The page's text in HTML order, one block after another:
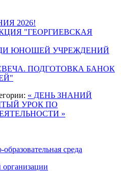
2026!
"ГЕОРГИЕВСКАЯ
ЮНОШЕЙ УЧРЕЖДЕНИЙ
ПОДГОТОВКА БАНОК
« ДЕНЬ ЗНАНИЙ
УРОК ПО
»
среда
организации